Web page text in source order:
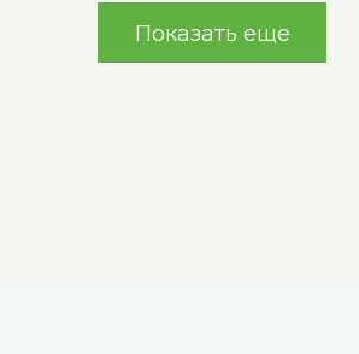
Показать еще